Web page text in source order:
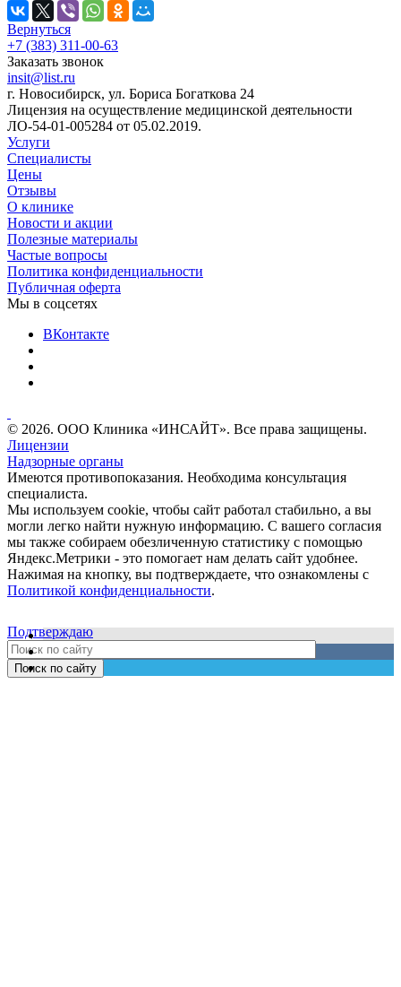
Вернуться
+7 (383) 311-00-63
Заказать звонок
insit@list.ru
г. Новосибирск, ул. Бориса Богаткова 24
Лицензия на осуществление медицинской деятельности
ЛО-54-01-005284 от 05.02.2019.
Услуги
Специалисты
Цены
Отзывы
О клинике
Новости и акции
Полезные материалы
Частые вопросы
Политика конфиденциальности
Публичная оферта
Мы в соцсетях
ВКонтакте
© 2026. ООО Клиника «ИНСАЙТ». Все права защищены.
Лицензии
Надзорные органы
Имеются противопоказания. Необходима консультация
специалиста.
Мы используем cookie, чтобы сайт работал стабильно, а вы
могли легко найти нужную информацию. С вашего согласия
мы также собираем обезличенную статистику с помощью
Яндекс.Метрики - это помогает нам делать сайт удобнее.
Нажимая на кнопку, вы подтверждаете, что ознакомлены с
Политикой конфиденциальности.
Подтверждаю
Поиск по сайту